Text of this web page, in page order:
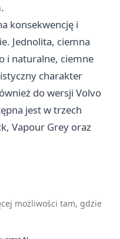
konsekwencję i
Jednolita, ciemna
i naturalne, ciemne
charakter
do wersji Volvo
jest w trzech
Vapour Grey oraz
możliwości tam, gdzie